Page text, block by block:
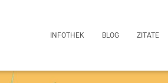
INFOTHEK BLOG ZITATE